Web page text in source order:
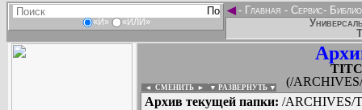
«И» «ИЛИ»
◄- Главная - Сервис-
(/
◄ СМЕНИТЬ ► ▼ РАЗВЕРНУТЬ ▼
Архив текущей папки: /ARCHIVES/